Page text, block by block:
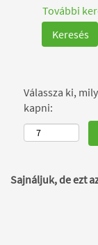
További
Válassza ki,
kapni:
Sajnáljuk, de ezt